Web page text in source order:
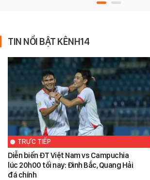
TIN NỔI BẬT KÊNH14
TRỰC TIẾP
Diễn biến ĐT Việt Nam vs Campuchia
lúc 20h00 tối nay: Đình Bắc, Quang Hải
đá chính